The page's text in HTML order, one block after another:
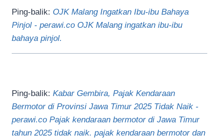
Ping-balik: OJK Malang Ingatkan Ibu-ibu Bahaya
Pinjol - perawi.co OJK Malang ingatkan ibu-ibu
bahaya pinjol.
Ping-balik: Kabar Gembira, Pajak Kendaraan
Bermotor di Provinsi Jawa Timur 2025 Tidak Naik -
perawi.co Pajak kendaraan bermotor di Jawa Timur
tahun 2025 tidak naik. pajak kendaraan bermotor dan